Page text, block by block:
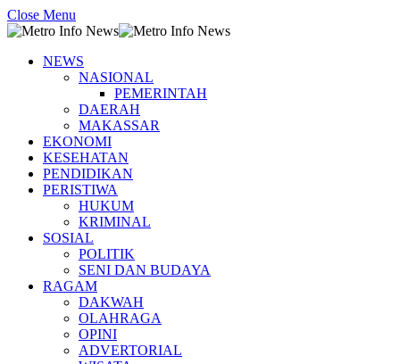
Close Menu
NEWS
NASIONAL
PEMERINTAH
DAERAH
MAKASSAR
EKONOMI
KESEHATAN
PENDIDIKAN
PERISTIWA
HUKUM
KRIMINAL
SOSIAL
POLITIK
SENI DAN BUDAYA
RAGAM
DAKWAH
OLAHRAGA
OPINI
ADVERTORIAL